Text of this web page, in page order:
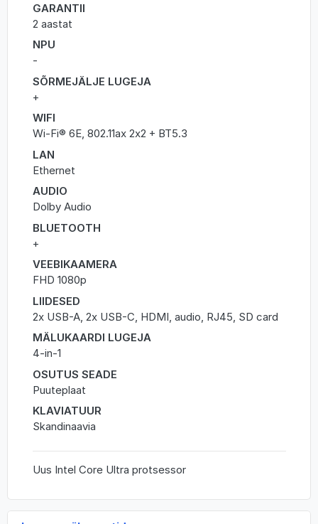
GARANTII
2 aastat
NPU
-
SÕRMEJÄLJE LUGEJA
+
WIFI
Wi-Fi® 6E, 802.11ax 2x2 + BT5.3
LAN
Ethernet
AUDIO
Dolby Audio
BLUETOOTH
+
VEEBIKAAMERA
FHD 1080p
LIIDESED
2x USB-A, 2x USB-C, HDMI, audio, RJ45, SD card
MÄLUKAARDI LUGEJA
4-in-1
OSUTUS SEADE
Puuteplaat
KLAVIATUUR
Skandinaavia
Uus Intel Core Ultra protsessor